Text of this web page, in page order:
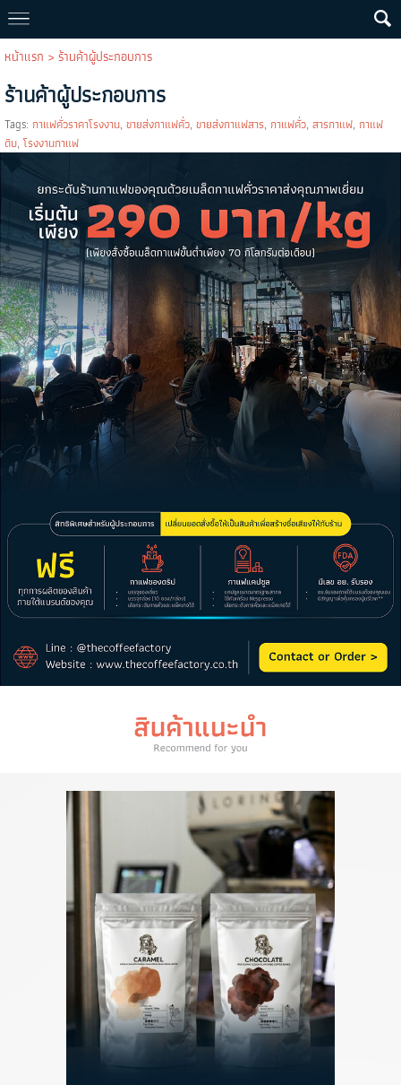
หน้าแรก >ร้านค้าผู้ประกอบการ
ร้านค้าผู้ประกอบการ
Tags: กาแฟคั่วราคาโรงงาน,ขายส่งกาแฟคั่ว,ขายส่งกาแฟสาร,กาแฟคั่ว,สารกาแฟ,กาแฟ
ดิบ,โรงงานกาแฟ